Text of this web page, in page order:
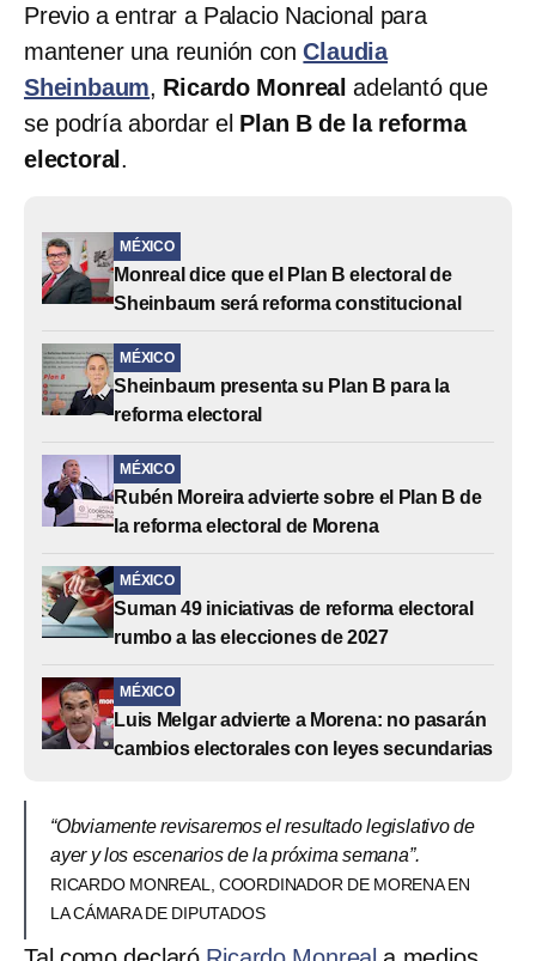
Previo a entrar a Palacio Nacional para
mantener una reunión conClaudia
Sheinbaum, Ricardo Monreal adelantó que
se podría abordar el Plan B de la reforma
electoral .
MÉXICO
Monreal dice que el Plan B electoral de
Sheinbaum será reforma constitucional
MÉXICO
Sheinbaum presenta su Plan B para la
reforma electoral
MÉXICO
Rubén Moreira advierte sobre el Plan B de
la reforma electoral de Morena
MÉXICO
Suman 49 iniciativas de reforma electoral
rumbo a las elecciones de 2027
MÉXICO
Luis Melgar advierte a Morena: no pasarán
cambios electorales con leyes secundarias
“Obviamente revisaremos el resultado legislativo de
ayer y los escenarios de la próxima semana”.
RICARDO MONREAL, COORDINADOR DE MORENA EN
LA CÁMARA DE DIPUTADOS